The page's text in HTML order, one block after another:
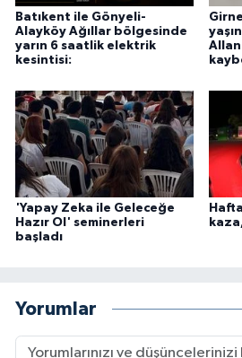
Batıkent ile Gönyeli-
Alayköy Ağıllar bölgesinde
yarın 6 saatlik elektrik
kesintisi:
'Yapay Zeka ile Geleceğe
Hazır Ol' seminerleri
başladı
Yorumlar